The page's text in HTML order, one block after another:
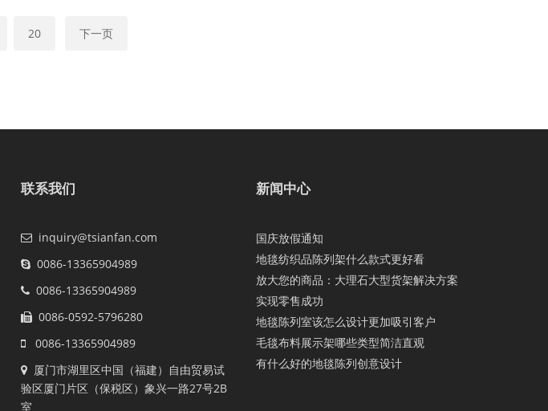
20 下一页
联系我们
inquiry@tsianfan.com
0086-13365904989
0086-13365904989
0086-0592-5796280
0086-13365904989
厦门市湖里区中国（福建）自由贸易试
验区厦门片区（保税区）象兴一路27号2B
室
新闻中心
国庆放假通知
地毯纺织品陈列架什么款式更好看
放大您的商品：大理石大型货架解决方案
实现零售成功
地毯陈列室该怎么设计更加吸引客户
毛毯布料展示架哪些类型简洁直观
有什么好的地毯陈列创意设计